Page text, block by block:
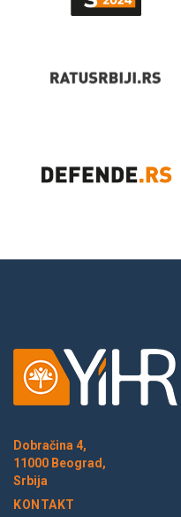
Dobračina 4,
11000 Beograd,
Srbija
KONTAKT